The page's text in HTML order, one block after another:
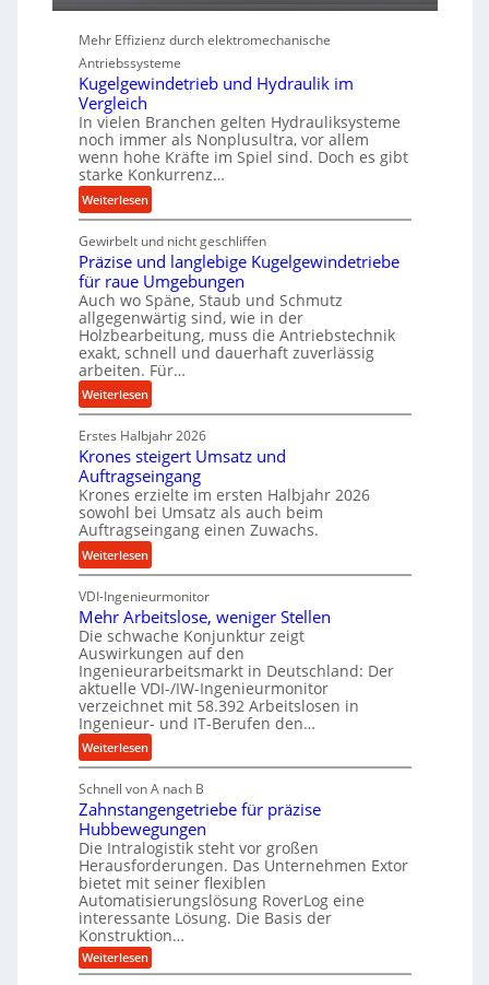
e
r
f
o
r
m
a
n
c
b
e
i
m
D
r
ü
c
k
p
r
o
z
e
s
s
Mehr Effizienz durch elektromechanische
Antriebssysteme
Kugelgewindetrieb und Hydraulik im
Vergleich
In vielen Branchen gelten Hydrauliksysteme
noch immer als Nonplusultra, vor allem
wenn hohe Kräfte im Spiel sind. Doch es gibt
starke Konkurrenz…
Weiterlesen:
K
u
g
e
l
g
e
w
i
n
e
r
i
e
b
u
n
d
H
y
d
r
a
u
l
i
m
V
e
r
g
l
e
Gewirbelt und nicht geschliffen
Präzise und langlebige Kugelgewindetriebe
für raue Umgebungen
Auch wo Späne, Staub und Schmutz
allgegenwärtig sind, wie in der
Holzbearbeitung, muss die Antriebstechnik
exakt, schnell und dauerhaft zuverlässig
arbeiten. Für…
Weiterlesen:
P
r
ä
z
i
s
e
u
n
d
l
a
n
g
l
e
b
i
g
e
K
u
g
e
l
g
e
w
Erstes Halbjahr 2026
Krones steigert Umsatz und
Auftragseingang
Krones erzielte im ersten Halbjahr 2026
sowohl bei Umsatz als auch beim
Auftragseingang einen Zuwachs.
Weiterlesen:
K
r
o
n
e
s
s
t
e
i
g
r
t
U
m
s
a
t
z
VDI-Ingenieurmonitor
Mehr Arbeitslose, weniger Stellen
Die schwache Konjunktur zeigt
Auswirkungen auf den
Ingenieurarbeitsmarkt in Deutschland: Der
aktuelle VDI-/IW-Ingenieurmonitor
verzeichnet mit 58.392 Arbeitslosen in
Ingenieur- und IT-Berufen den…
Weiterlesen:
M
e
h
r
A
r
b
e
i
t
s
Schnell von A nach B
Zahnstangengetriebe für präzise
Hubbewegungen
Die Intralogistik steht vor großen
Herausforderungen. Das Unternehmen Extor
bietet mit seiner flexiblen
Automatisierungslösung RoverLog eine
interessante Lösung. Die Basis der
Konstruktion…
Weiterlesen:
Z